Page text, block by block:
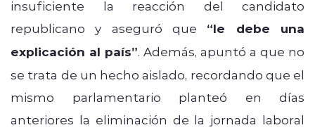
insuficiente la reacción del candidato
republicano y aseguró que “le debe una
explicación al país”. Además, apuntó a que no
se trata de un hecho aislado, recordando que el
mismo parlamentario planteó en días
anteriores la eliminación de la jornada laboral